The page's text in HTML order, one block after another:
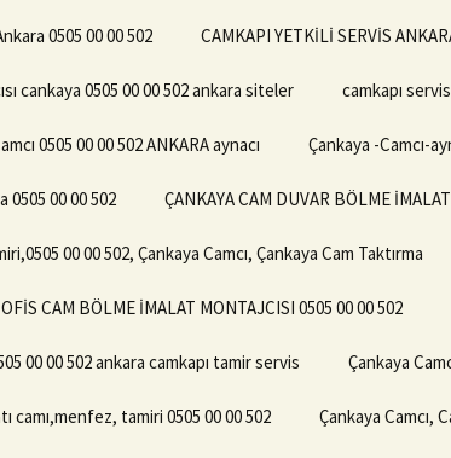
0505 00 00 502 CAMKAPI YETKİLİ SERVİS
cankaya 0505 00 00 502 ankara siteler camkapı
0505 00 00 502 ANKARA aynacı Çankaya -Camcı-
0505 00 00 502 ÇANKAYA CAM DUVAR BÖLME
00 00 502, Çankaya Camcı, Çankaya Cam Taktırma
CAM BÖLME İMALAT MONTAJCISI 0505 00 00 502
00 00 502 ankara camkapı tamir servis Çankaya
camı,menfez, tamiri 0505 00 00 502 Çankaya Camcı,